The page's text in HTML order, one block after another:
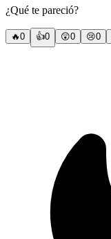
¿Qué te pareció?
🔥0 👍0 😲0 😢0